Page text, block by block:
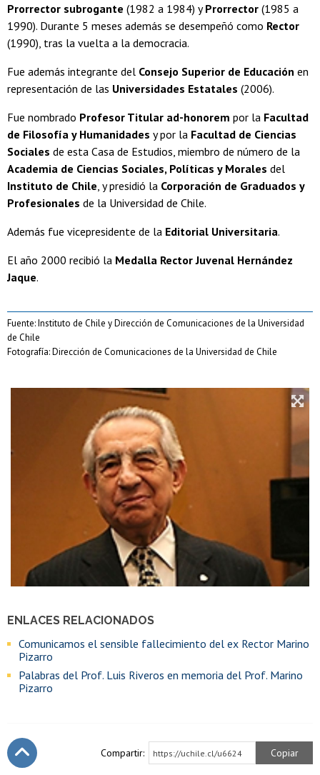
ENLACES RELACIONADOS
Comunicamos el sensible fallecimiento del ex Rector Marino
Pizarro
Palabras del Prof. Luis Riveros en memoria del Prof. Marino
Pizarro
Prorrector subrogante (1982 a 1984) yProrrector (1985 a
1990). Durante 5 meses además se desempeñó como Rector
(1990), tras la vuelta a la democracia.
Fue además integrante del Consejo Superior de Educación en
representación de las Universidades Estatales (2006).
Fue nombrado Profesor Titular ad-honorem por la Facultad
de Filosofía y Humanidades y por la Facultad de Ciencias
Sociales de esta Casa de Estudios, miembro de número de la
Academia de Ciencias Sociales, Políticas y Morales del
Instituto de Chile, y presidió la Corporación de Graduados y
Profesionales de la Universidad de Chile.
Además fue vicepresidente de la Editorial Universitaria.
El año 2000 recibió la Medalla Rector Juvenal Hernández
Jaque.
Fuente: Instituto de Chile y Dirección de Comunicaciones de la Universidad
de Chile
Fotografía: Dirección de Comunicaciones de la Universidad de Chile
Compartir: https://uchile.cl/u6624 Copiar